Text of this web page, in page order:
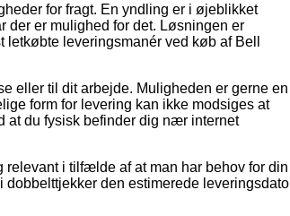
for fragt. En yndling er i øjeblikket
der er mulighed for det. Løsningen er
leveringsmanér ved køb af Bell
eller til dit arbejde. Muligheden er gerne en
form for levering kan ikke modsiges at
at du fysisk befinder dig nær internet
i tilfælde af at man har behov for din
dobbelttjekker den estimerede leveringsdato